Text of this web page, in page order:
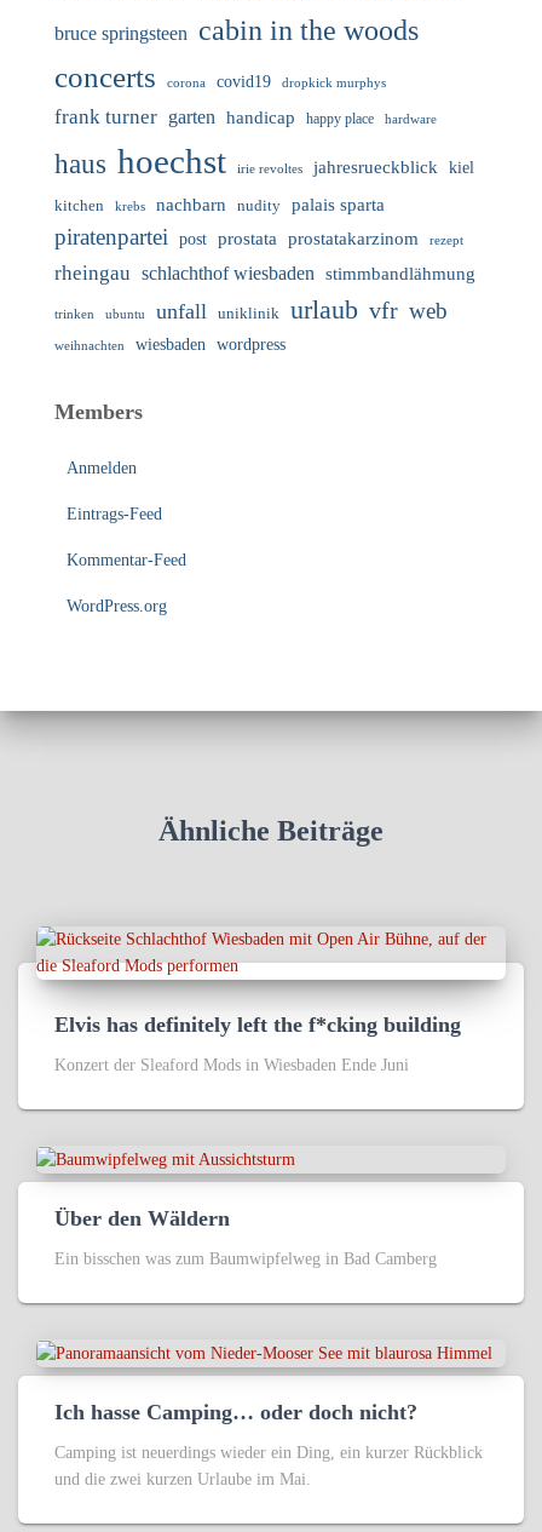
bruce springsteen
cabin in the woods
concerts
corona covid19 dropkick murphys
frank turner garten handicap happy place hardware
haus hoechst irie revoltes jahresrueckblick kiel
kitchen krebs nachbarn nudity palais sparta
piratenpartei post prostata prostatakarzinom rezept
rheingau schlachthof wiesbaden stimmbandlähmung
trinken ubuntu unfall uniklinik urlaub vfr web
weihnachten wiesbaden wordpress
Members
Anmelden
Eintrags-Feed
Kommentar-Feed
WordPress.org
Ähnliche Beiträge
Elvis has definitely left the f*cking building
Konzert der Sleaford Mods in Wiesbaden Ende Juni
Über den Wäldern
Ein bisschen was zum Baumwipfelweg in Bad Camberg
Ich hasse Camping… oder doch nicht?
Camping ist neuerdings wieder ein Ding, ein kurzer Rückblick
und die zwei kurzen Urlaube im Mai.